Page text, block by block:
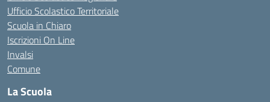
Ufficio Scolastico Territoriale
Scuola in Chiaro
Iscrizioni On Line
Invalsi
Comune
La Scuola